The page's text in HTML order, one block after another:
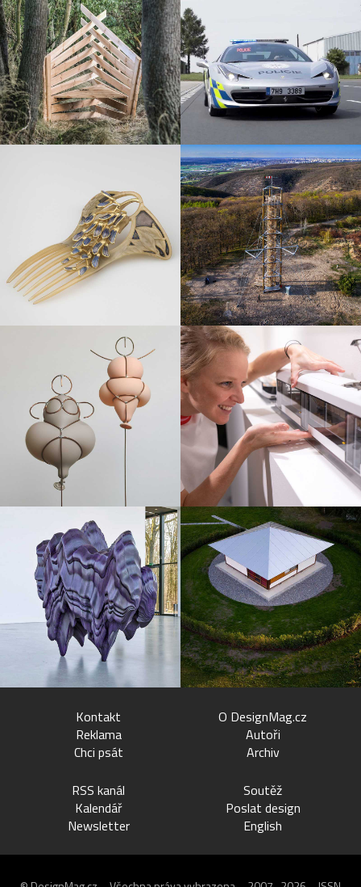
Kontakt
Reklama
Chci psát
O DesignMag.cz
Autoři
Archiv
RSS kanál
Kalendář
Newsletter
Soutěž
Poslat design
English